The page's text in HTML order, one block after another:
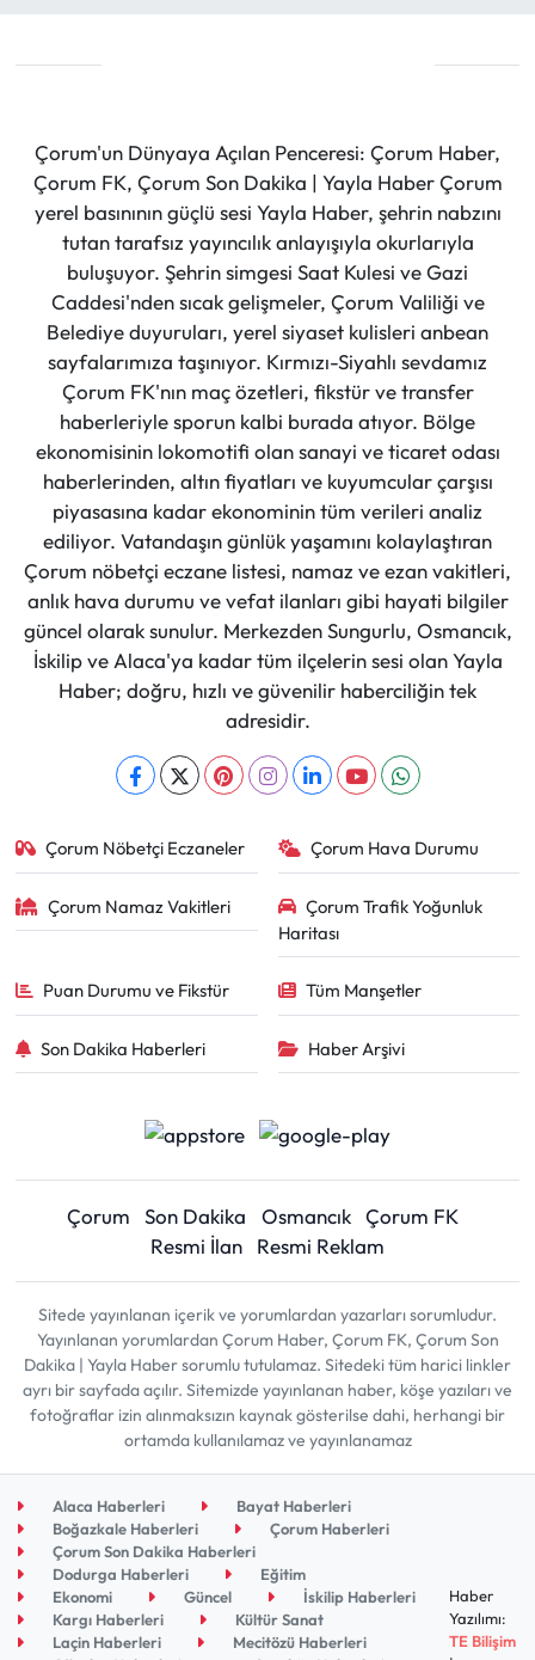
Çorum'un Dünyaya Açılan Penceresi: Çorum Haber,
Çorum FK, Çorum Son Dakika | Yayla Haber Çorum
yerel basınının güçlü sesi Yayla Haber, şehrin nabzını
tutan tarafsız yayıncılık anlayışıyla okurlarıyla
buluşuyor. Şehrin simgesi Saat Kulesi ve Gazi
Caddesi'nden sıcak gelişmeler, Çorum Valiliği ve
Belediye duyuruları, yerel siyaset kulisleri anbean
sayfalarımıza taşınıyor. Kırmızı-Siyahlı sevdamız
Çorum FK'nın maç özetleri, fikstür ve transfer
haberleriyle sporun kalbi burada atıyor. Bölge
ekonomisinin lokomotifi olan sanayi ve ticaret odası
haberlerinden, altın fiyatları ve kuyumcular çarşısı
piyasasına kadar ekonominin tüm verileri analiz
ediliyor. Vatandaşın günlük yaşamını kolaylaştıran
Çorum nöbetçi eczane listesi, namaz ve ezan vakitleri,
anlık hava durumu ve vefat ilanları gibi hayati bilgiler
güncel olarak sunulur. Merkezden Sungurlu, Osmancık,
İskilip ve Alaca'ya kadar tüm ilçelerin sesi olan Yayla
Haber; doğru, hızlı ve güvenilir haberciliğin tek
adresidir.
Çorum Nöbetçi Eczaneler Çorum Hava Durumu
Çorum Namaz Vakitleri
Çorum Trafik Yoğunluk
Haritası
Puan Durumu ve Fikstür Tüm Manşetler
Son Dakika Haberleri Haber Arşivi
Çorum Son Dakika Osmancık Çorum FK
Resmi İlan
Resmi Reklam
Sitede yayınlanan içerik ve yorumlardan yazarları sorumludur.
Yayınlanan yorumlardan Çorum Haber, Çorum FK, Çorum Son
Dakika | Yayla Haber sorumlu tutulamaz. Sitedeki tüm harici linkler
ayrı bir sayfada açılır. Sitemizde yayınlanan haber, köşe yazıları ve
fotoğraflar izin alınmaksızın kaynak gösterilse dahi, herhangi bir
ortamda kullanılamaz ve yayınlanamaz
Alaca Haberleri
Bayat Haberleri
Boğazkale Haberleri
Çorum Haberleri
Çorum Son Dakika Haberleri
Dodurga Haberleri
Eğitim
Ekonomi
Güncel
İskilip Haberleri
Kargı Haberleri
Kültür Sanat
Laçin Haberleri
Mecitözü Haberleri
Haber
Yazılımı:
TE Bilişim